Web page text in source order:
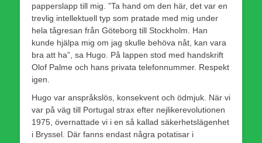
papperslapp till mig. ”Ta hand om den här, det var en
trevlig intellektuell typ som pratade med mig under
hela tågresan från Göteborg till Stockholm. Han
kunde hjälpa mig om jag skulle behöva nåt, kan vara
bra att ha”, sa Hugo. På lappen stod med handskrift
Olof Palme och hans privata telefonnummer. Respekt
igen.
Hugo var anspråkslös, konsekvent och ödmjuk. När vi
var på väg till Portugal strax efter nejlikerevolutionen
1975, övernattade vi i en så kallad säkerhetslägenhet
i Bryssel. Där fanns endast några potatisar i